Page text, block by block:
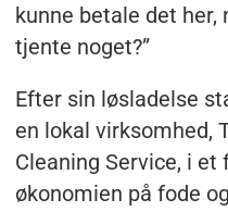
kunne betale det
tjente noget?”
Efter sin løsladelse
en lokal virksomhed,
Cleaning Service, i et
økonomien på fode